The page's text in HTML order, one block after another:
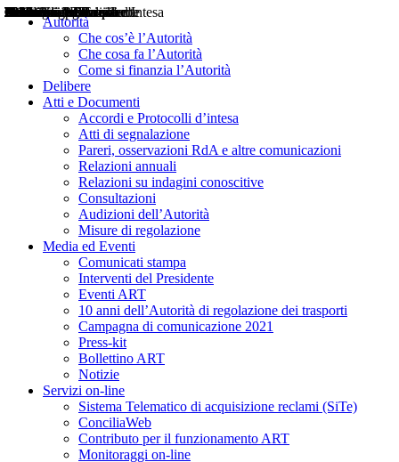
Autorità
Che cos’è l’Autorità
Che cosa fa l’Autorità
Come si finanzia l’Autorità
Delibere
Atti e Documenti
Accordi e Protocolli d’intesa
Atti di segnalazione
Pareri, osservazioni RdA e altre comunicazioni
Relazioni annuali
Relazioni su indagini conoscitive
Consultazioni
Audizioni dell’Autorità
Misure di regolazione
Media ed Eventi
Comunicati stampa
Interventi del Presidente
Eventi ART
10 anni dell’Autorità di regolazione dei trasporti
Campagna di comunicazione 2021
Press-kit
Bollettino ART
Notizie
Servizi on-line
Sistema Telematico di acquisizione reclami (SiTe)
ConciliaWeb
Contributo per il funzionamento ART
Monitoraggi on-line
Delibere
Pareri
Consultazioni
Audizioni
Atti di Segnalazione
Accordi e Protocolli d'Intesa
Relazioni annuali
Misure di regolazione
Notizie
Comunicati Stampa
Bollettini ART
Convegni ART
Interviste del Presidente
Articoli in primo piano
Interventi del Presidente
2004
2005
2010
2013
2014
2015
2016
2017
2018
2019
202
2020
2021
2022
2023
2024
2025
2026
Aereo
Marittimo
Terrestre